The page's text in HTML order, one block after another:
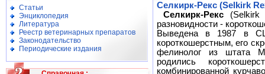
Статьи
Энциклопедия
Литература
Реестр ветеринарных препаратов
Законодательство
Периодические издания
Селкирк-Рекс (Selkirk
Селкирк-Рекс(Selkirk
разновидности -
Выведена в 1987 в
короткошерстным, его
фелинолог из штата
родились
комбинированной